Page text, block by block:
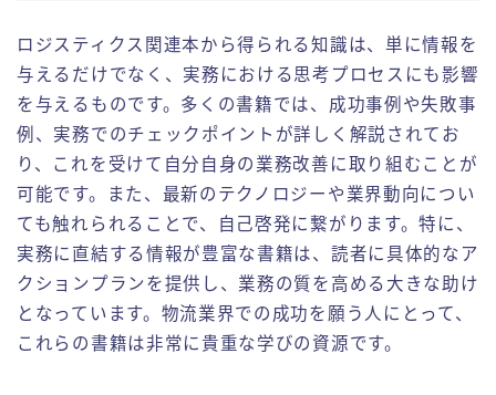
ロジスティクス関連本から得られる知識は、単に情報を
与えるだけでなく、実務における思考プロセスにも影響
を与えるものです。多くの書籍では、成功事例や失敗事
例、実務でのチェックポイントが詳しく解説されてお
り、これを受けて自分自身の業務改善に取り組むことが
可能です。また、最新のテクノロジーや業界動向につい
ても触れられることで、自己啓発に繋がります。特に、
実務に直結する情報が豊富な書籍は、読者に具体的なア
クションプランを提供し、業務の質を高める大きな助け
となっています。物流業界での成功を願う人にとって、
これらの書籍は非常に貴重な学びの資源です。